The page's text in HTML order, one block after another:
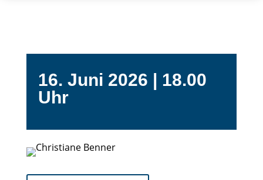
16. Juni 2026 | 18.00
Uhr